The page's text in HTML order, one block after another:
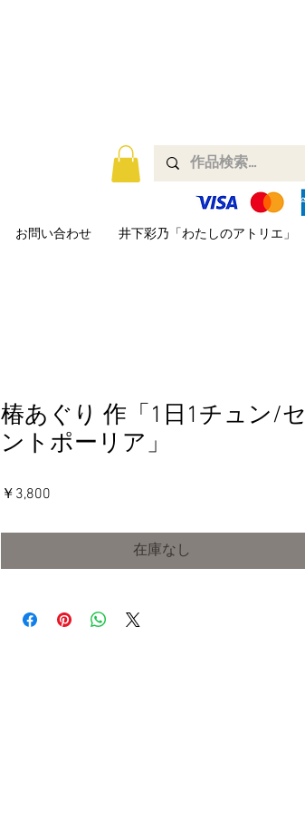
お問い合わせ 井下彩乃「わたしのアトリエ」
椿あぐり 作「1日1チュン/セ
ントポーリア」
￥3,800
在庫なし